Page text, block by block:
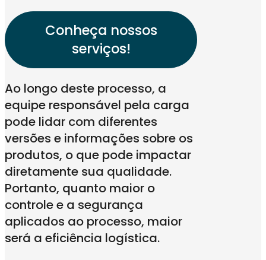
Conheça nossos
serviços!
Ao longo deste processo, a
equipe responsável pela carga
pode lidar com diferentes
versões e informações sobre os
produtos, o que pode impactar
diretamente sua qualidade.
Portanto, quanto maior o
controle e a segurança
aplicados ao processo, maior
será a eficiência logística.